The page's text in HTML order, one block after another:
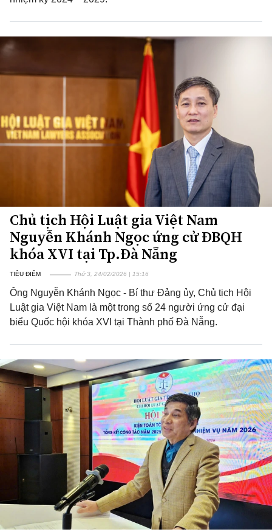
Chủ tịch Hội Luật gia Việt Nam
Nguyễn Khánh Ngọc ứng cử ĐBQH
khóa XVI tại Tp.Đà Nẵng
TIÊU ĐIỂM Thứ 3, 24/02/2026 | 15:16
Ông Nguyễn Khánh Ngọc - Bí thư Đảng ủy, Chủ tịch Hội
Luật gia Việt Nam là một trong số 24 người ứng cử đại
biểu Quốc hội khóa XVI tại Thành phố Đà Nẵng.